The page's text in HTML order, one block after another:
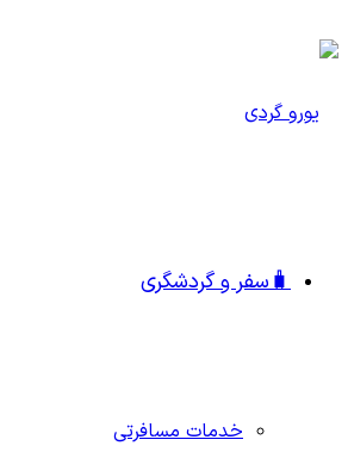
🧳سفر و گردشگری
خدمات مسافرتی